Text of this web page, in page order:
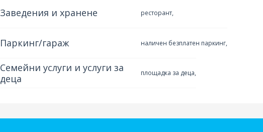
Заведения и хранене ресторант,
Паркинг/гараж наличен безплатен паркинг,
Семейни услуги и услуги за
деца
площадка за деца,